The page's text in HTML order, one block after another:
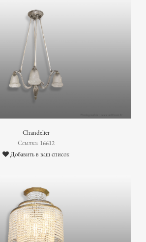
Chandelier
Ссылка: 16612
Добавить в ваш список